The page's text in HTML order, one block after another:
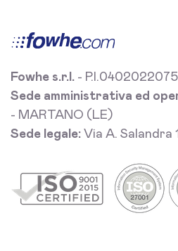
Fowhe s.r.l. -
Sede amministrativa ed
- MARTANO (LE)
Sede legale: Via A. Salandra